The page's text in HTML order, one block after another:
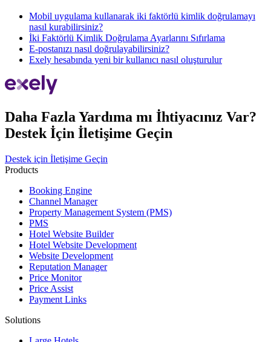
Mobil uygulama kullanarak iki faktörlü kimlik doğrulamayı
nasıl kurabilirsiniz?
İki Faktörlü Kimlik Doğrulama Ayarlarını Sıfırlama
E-postanızı nasıl doğrulayabilirsiniz?
Exely hesabında yeni bir kullanıcı nasıl oluşturulur
Daha Fazla Yardıma mı İhtiyacınız Var?
Destek İçin İletişime Geçin
Destek için İletişime Geçin
Products
Booking Engine
Channel Manager
Property Management System (PMS)
PMS
Hotel Website Builder
Hotel Website Development
Website Development
Reputation Manager
Price Monitor
Price Assist
Payment Links
Solutions